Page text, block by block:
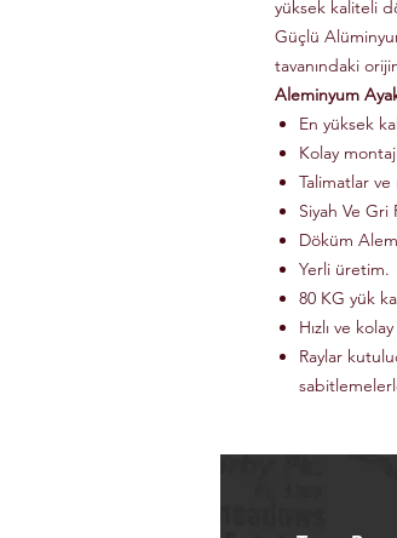
yüksek kaliteli
Güçlü
tavanındaki
Aleminyum
En yüksek
Kolay
Talimatlar
Siyah Ve
Döküm
Yerli üretim.
80 KG yük
Hızlı ve
Raylar